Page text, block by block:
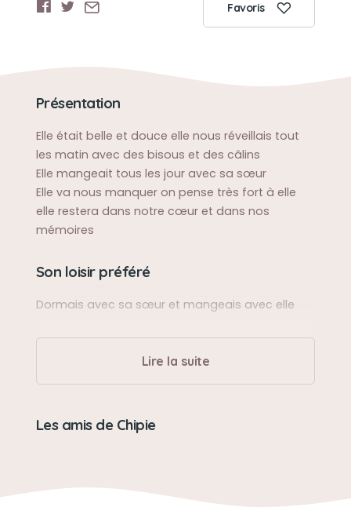
Favoris
Présentation
Elle était belle et douce elle nous réveillais tout
les matin avec des bisous et des câlins
Elle mangeait tous les jour avec sa sœur
Elle va nous manquer on pense très fort à elle
elle restera dans notre cœur et dans nos
mémoires
Son loisir préféré
Dormais avec sa sœur et mangeais avec elle
Lire la suite
Les amis de Chipie